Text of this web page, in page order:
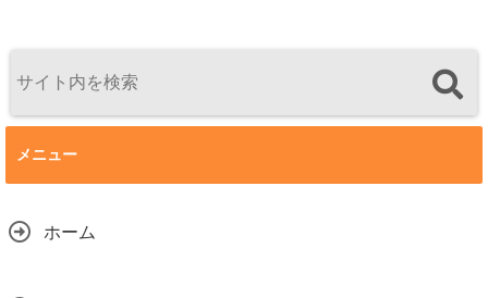
メニュー
ホーム